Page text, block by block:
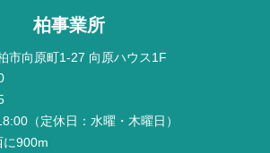
柏事業所
市向原町1-27 向原ハウス1F
（定休日：水曜・木曜日）
に900m